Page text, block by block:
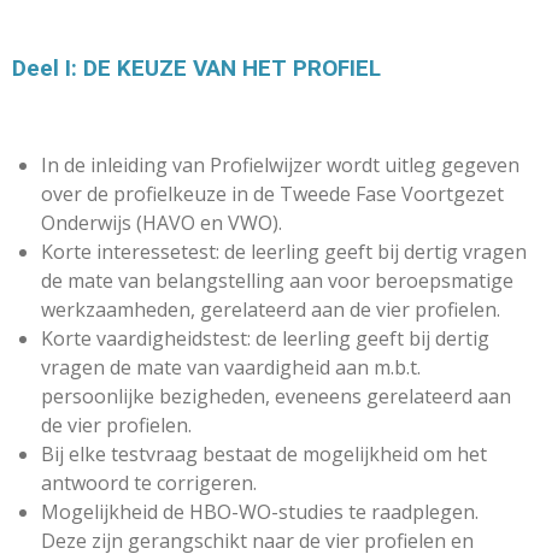
Deel I: DE KEUZE VAN HET PROFIEL
In de inleiding van Profielwijzer wordt uitleg gegeven
over de profielkeuze in de Tweede Fase Voortgezet
Onderwijs (HAVO en VWO).
Korte interessetest: de leerling geeft bij dertig vragen
de mate van belangstelling aan voor beroepsmatige
werkzaamheden, gerelateerd aan de vier profielen.
Korte vaardigheidstest: de leerling geeft bij dertig
vragen de mate van vaardigheid aan m.b.t.
persoonlijke bezigheden, eveneens gerelateerd aan
de vier profielen.
Bij elke testvraag bestaat de mogelijkheid om het
antwoord te corrigeren.
Mogelijkheid de HBO-WO-studies te raadplegen.
Deze zijn gerangschikt naar de vier profielen en